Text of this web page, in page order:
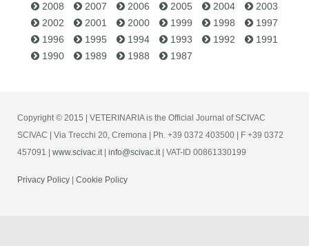
2008
2007 2006 2005 2004
2003
2002
2001 2000 1999 1998
1997
1996
1995 1994 1993 1992
1991
1990
1989 1988 1987
Copyright © 2015 | VETERINARIA is the Official Journal of SCIVAC
SCIVAC | Via Trecchi 20, Cremona | Ph. +39 0372 403500 | F +39 0372
457091 | www.scivac.it| info@scivac.it| VAT-ID 00861330199
Privacy Policy Cookie Policy